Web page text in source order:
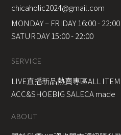
chicaholic2024@gmail.com
MONDAY – FRIDAY 16:00 - 22:00
SATURDAY 15:00 - 22:00
SERVICE
LIVE直播新品熱賣專區ALL ITEM
ACC&SHOEBIG SALECA made
ABOUT